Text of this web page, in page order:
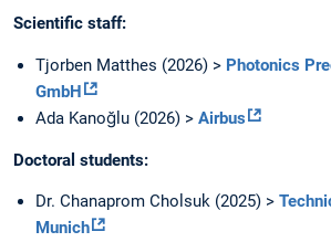
Scientific staff:
Tjorben Matthes (2026) > Photonics
GmbH
Ada Kanoğlu (2026) > Airbus
Doctoral students:
Dr. Chanaprom Cholsuk (2025) >
Munich